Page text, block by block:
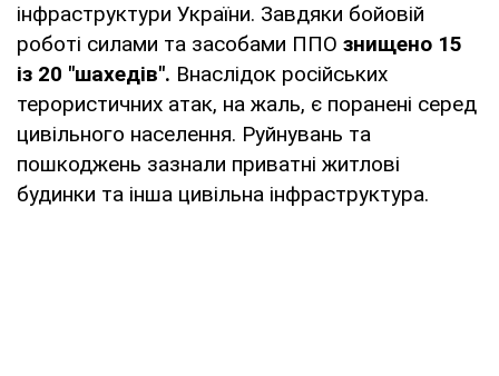
інфраструктури України. Завдяки бойовій
роботі силами та засобами ППО знищено 15
із 20 "шахедів". Внаслідок російських
терористичних атак, на жаль, є поранені серед
цивільного населення. Руйнувань та
пошкоджень зазнали приватні житлові
будинки та інша цивільна інфраструктура.